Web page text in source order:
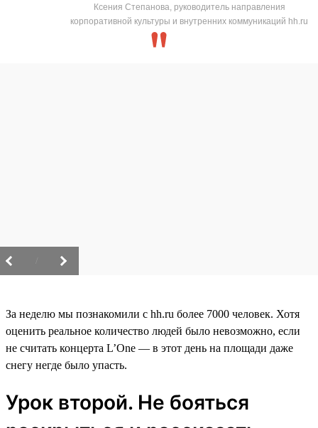
Ксения Степанова, руководитель направления
корпоративной культуры и внутренних коммуникаций hh.ru
За неделю мы познакомили с hh.ru более 7000 человек. Хотя
оценить реальное количество людей было невозможно, если
не считать концерта L’One — в этот день на площади даже
снегу негде было упасть.
Урок второй. Не бояться